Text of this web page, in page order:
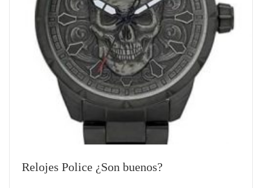
Relojes Police ¿Son buenos?